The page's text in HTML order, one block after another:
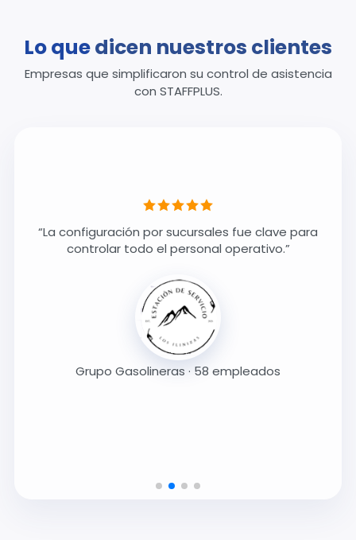
Lo quedicen nuestros clientes
Empresas que simplificaron su control de asistencia
con STAFFPLUS.
“La configuración por sucursales fue clave para
controlar todo el personal operativo.”
Grupo Gasolineras · 58 empleados